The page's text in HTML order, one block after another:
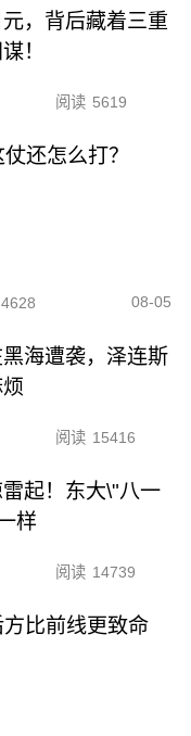
，背后藏着三重
！
阅读 5619
还怎么打？
4628 08-05
海遭袭，泽连斯
阅读 15416
起！东大\"八一
样
阅读 14739
比前线更致命